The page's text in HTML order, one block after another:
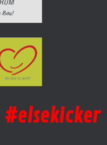
#elsekicker